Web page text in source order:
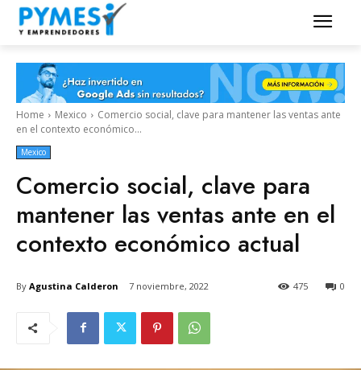
Home Mexico
Comercio social, clave para mantener las ventas ante
en el contexto económico...
Mexico
Comercio social, clave para
mantener las ventas ante en el
contexto económico actual
By Agustina Calderon 7 noviembre, 2022 0
475